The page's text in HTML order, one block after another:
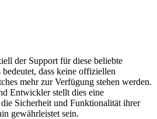
der Support für diese beliebte
dass keine offiziellen
mehr zur Verfügung stehen werden.
Entwickler stellt dies eine
Sicherheit und Funktionalität ihrer
gewährleistet sein.